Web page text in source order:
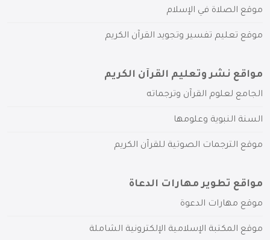
موقع الصلاة في الإسلام
موقع تعليم تفسير وتجويد القرآن الكريم
مواقع نشر وتعليم القرآن الكريم
الجامع لعلوم القرآن وترجماته
السنة النبوية وعلومها
موقع الترجمات الصوتية للقرآن الكريم
مواقع تطوير مهارات الدعاة
موقع مهارات الدعوة
موقع المكتبة الإسلامية الإلكترونية الشاملة